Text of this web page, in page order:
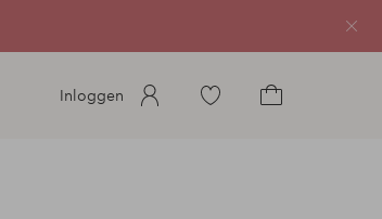
Inloggen
Ga